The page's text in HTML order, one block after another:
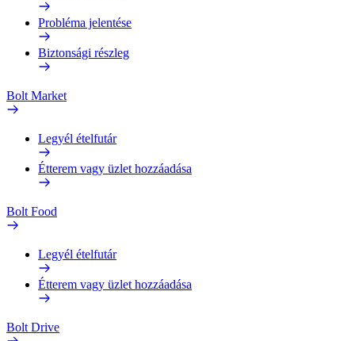
Probléma jelentése
Biztonsági részleg
Bolt Market
Legyél ételfutár
Étterem vagy üzlet hozzáadása
Bolt Food
Legyél ételfutár
Étterem vagy üzlet hozzáadása
Bolt Drive